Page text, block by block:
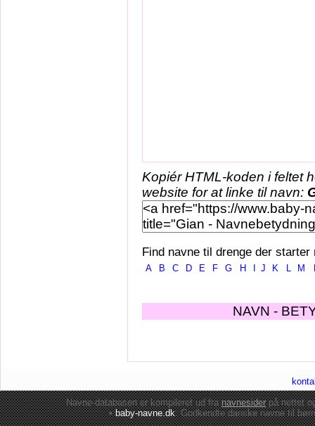
Kopiér HTML-koden i feltet
website for at linke til navn:
Find navne til drenge der starter
A B C D E F G H J K L M
NAVN -
Navne-databasen er kompileret ud franavnesiderpå nettet
•baby-navne.dk: Godkendte danskenavne til børn